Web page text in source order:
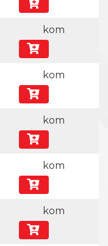
kom
kom
kom
kom
kom